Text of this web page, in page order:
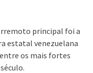
principal foi a
estatal venezuelana
os mais fortes